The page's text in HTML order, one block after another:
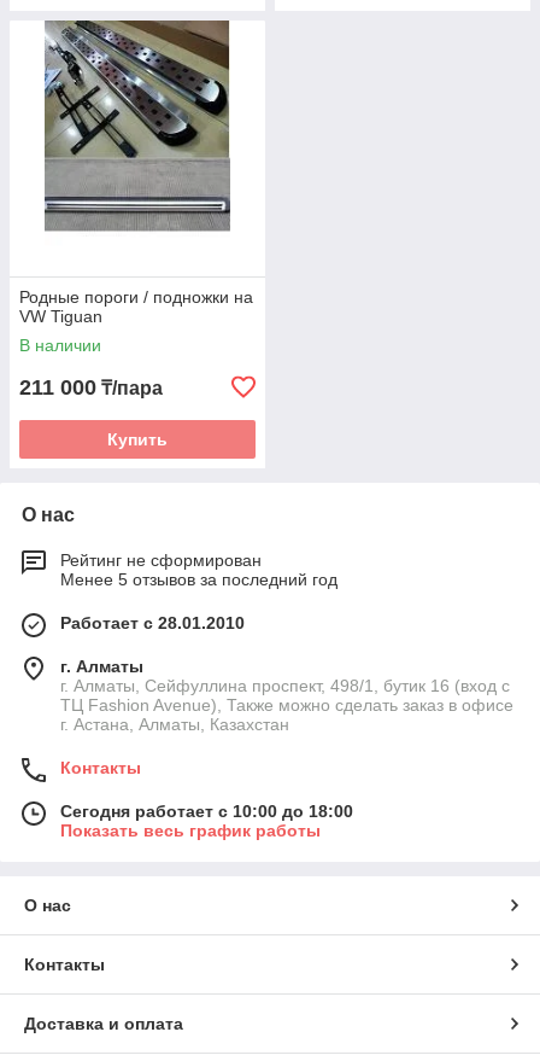
Родные пороги / подножки на
VW Tiguan
В наличии
211 000 ₸/пара
Купить
О нас
Рейтинг не сформирован
Менее 5 отзывов за последний год
Работает с 28.01.2010
г. Алматы
г. Алматы, Сейфуллина проспект, 498/1, бутик 16 (вход с
ТЦ Fashion Avenue), Также можно сделать заказ в офисе
г. Астана, Алматы, Казахстан
Контакты
Сегодня работает с 10:00 до 18:00
Показать весь график работы
О нас
Контакты
Доставка и оплата